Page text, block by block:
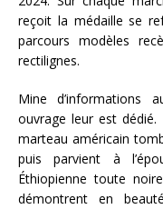
reçoit la médaille se
parcours modèles
rectilignes.
Mine d’informations
ouvrage leur est
marteau américain
puis parvient à
Éthiopienne toute
démontrent en